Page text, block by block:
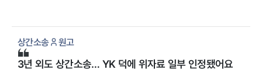
상간소송 원고
3년 외도 상간소송… YK 덕에 위자료 일부 인정됐어요